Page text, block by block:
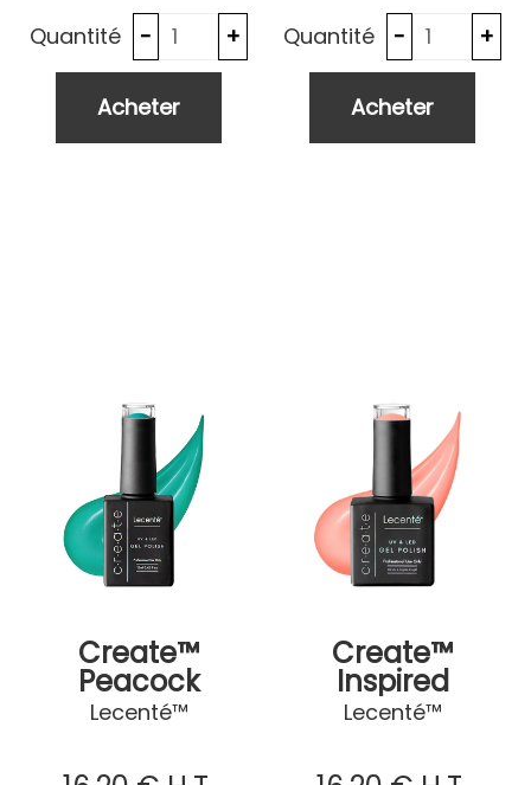
Quantité Quantité
Create™
Peacock
Lecenté™
Create™
Inspired
Lecenté™